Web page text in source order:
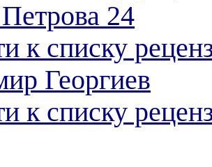
24
к списку
Георгиев
к списку